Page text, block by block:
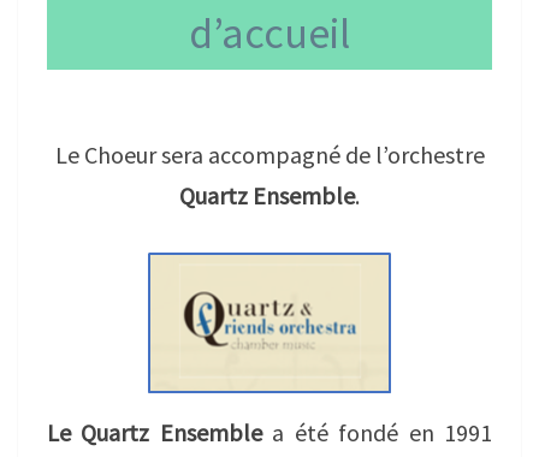
d’accueil
Le Choeur sera accompagné de l’orchestre
Quartz Ensemble.
Le Quartz Ensemble a été fondé en 1991